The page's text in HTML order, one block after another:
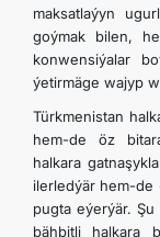
maksatlaýyn
goýmak bilen,
konwensiýalar
ýetirmäge wajyp
Türkmenistan
hem-de öz
halkara
ilerledýär hem-de
pugta eýerýär.
bähbitli halkara